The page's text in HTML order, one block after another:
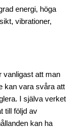
energi, höga
vibrationer,
vanligast att man
kan vara svåra att
I själva verket
till följd av
kan ha